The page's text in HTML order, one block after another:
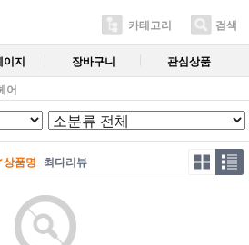
카테고리 검색
이지 장바구니 관심상품
어
상품명 최다리뷰